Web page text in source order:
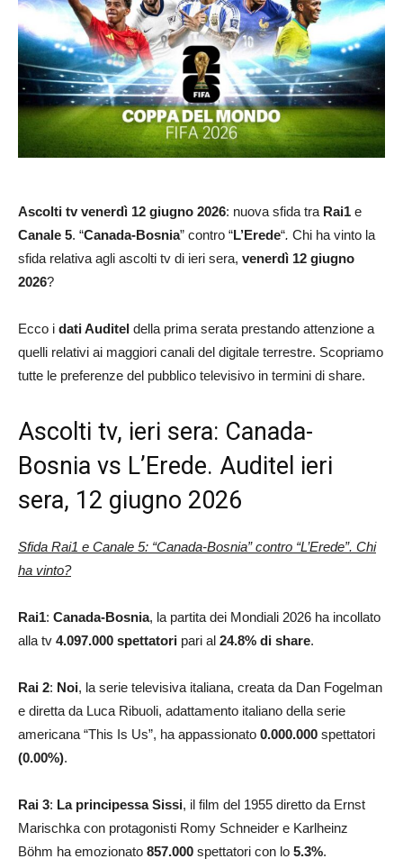
Ascolti tv venerdì 12 giugno 2026: nuova sfida tra Rai1 e
Canale 5. “Canada-Bosnia” contro “L’Erede“. Chi ha vinto la
sfida relativa agli ascolti tv di ieri sera, venerdì 12 giugno
2026?
Ecco i dati Auditel della prima serata prestando attenzione a
quelli relativi ai maggiori canali del digitale terrestre. Scopriamo
tutte le preferenze del pubblico televisivo in termini di share.
Ascolti tv, ieri sera: Canada-
Bosnia vs L’Erede. Auditel ieri
sera, 12 giugno 2026
Sfida Rai1 e Canale 5: “Canada-Bosnia” contro “L’Erede”. Chi
ha vinto?
Rai1: Canada-Bosnia, la partita dei Mondiali 2026 ha incollato
alla tv 4.097.000 spettatori pari al 24.8% di share.
Rai 2: Noi, la serie televisiva italiana, creata da Dan Fogelman
e diretta da Luca Ribuoli, adattamento italiano della serie
americana “This Is Us”, ha appassionato 0.000.000 spettatori
(0.00%).
Rai 3: La principessa Sissi, il film del 1955 diretto da Ernst
Marischka con protagonisti Romy Schneider e Karlheinz
Böhm ha emozionato 857.000 spettatori con lo 5.3%.